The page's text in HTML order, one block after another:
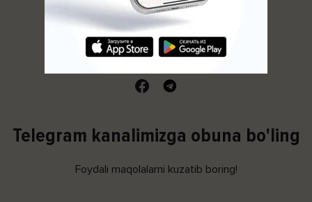
Avitsenna.uz
Telegram kanalimizga obuna bo'ling
Foydali maqolalarni kuzatib boring!